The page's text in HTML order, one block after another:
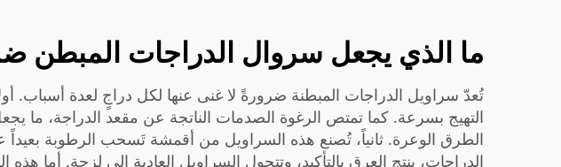
ما الذي يجعل سروال الدراجات المبطن
تُعدّ سراويل الدراجات المبطنة ضرورةً لا غنى عنها لكل دراجٍ لعدة أسباب.
التهيج بسرعة. كما تمتص الرغوة الصدمات الناتجة عن مقعد الدراجة، ما
الطرق الوعرة. ثانياً، تُصنع هذه السراويل من أقمشة تَسحب الرطوبة
الدراجات، ينتج العرق بالتأكيد، وتتحول السراويل العادية إلى لزجة.